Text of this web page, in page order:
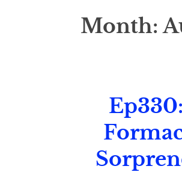
Month: